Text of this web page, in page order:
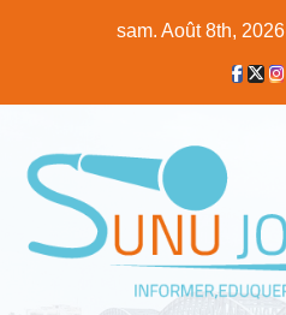
sam. Août 8th, 2026